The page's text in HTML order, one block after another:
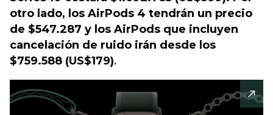
otro lado, los AirPods 4 tendrán un precio
de $547.287 y los AirPods que incluyen
cancelación de ruido irán desde los
$759.588 (US$179).